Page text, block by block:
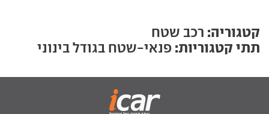
קטגוריה: רכב שטח
תתי קטגוריות: פנאי-שטח בגודל בינוני